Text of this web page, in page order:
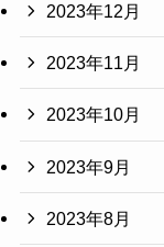
2023年12月
2023年11月
2023年10月
2023年9月
2023年8月